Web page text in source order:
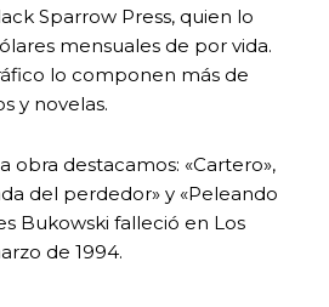
Sparrow Press, quien lo
mensuales de por vida.
lo componen más de
y novelas.
obra destacamos: «Cartero»,
del perdedor» y «Peleando
Bukowski falleció en Los
de 1994.